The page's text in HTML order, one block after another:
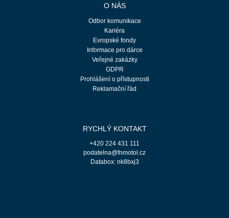
O NÁS
Odbor komunikace
Kariéra
Evropské fondy
Informace pro dárce
Veřejné zakázky
GDPR
Prohlášení o přístupnosti
Reklamační řád
RYCHLÝ KONTAKT
+420 224 431 111
podatelna@fnmotol.cz
Databox: nk8bxj3